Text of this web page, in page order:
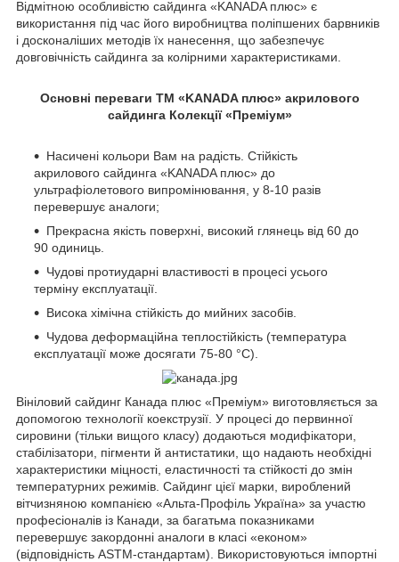
Відмітною особливістю сайдинга «KANADA плюс» є
використання під час його виробництва поліпшених барвників
і досконаліших методів їх нанесення, що забезпечує
довговічність сайдинга за колірними характеристиками.
Основні переваги ТМ «KANADA плюс» акрилового
сайдинга Колекції «Преміум»
Насичені кольори Вам на радість. Стійкість
акрилового сайдинга «KANADA плюс» до
ультрафіолетового випромінювання, у 8-10 разів
перевершує аналоги;
Прекрасна якість поверхні, високий глянець від 60 до
90 одиниць.
Чудові протиударні властивості в процесі усього
терміну експлуатації.
Висока хімічна стійкість до мийних засобів.
Чудова деформаційна теплостійкість (температура
експлуатації може досягати 75-80 °C).
Вініловий сайдинг Канада плюс «Преміум» виготовляється за
допомогою технології коекструзії. У процесі до первинної
сировини (тільки вищого класу) додаються модифікатори,
стабілізатори, пігменти й антистатики, що надають необхідні
характеристики міцності, еластичності та стійкості до змін
температурних режимів. Сайдинг цієї марки, вироблений
вітчизняною компанією «Альта-Профіль Україна» за участю
професіоналів із Канади, за багатьма показниками
перевершує закордонні аналоги в класі «економ»
(відповідність ASTM-стандартам). Використовуються імпортні